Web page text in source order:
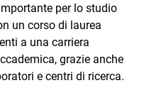
per lo studio
un corso di laurea
a una carriera
grazie anche
e centri di ricerca.